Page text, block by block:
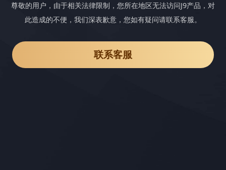
尊敬的用户，由于相关法律限制，您所在地区无法访问J9产品，对
此造成的不便，我们深表歉意，您如有疑问请联系客服。
联系客服